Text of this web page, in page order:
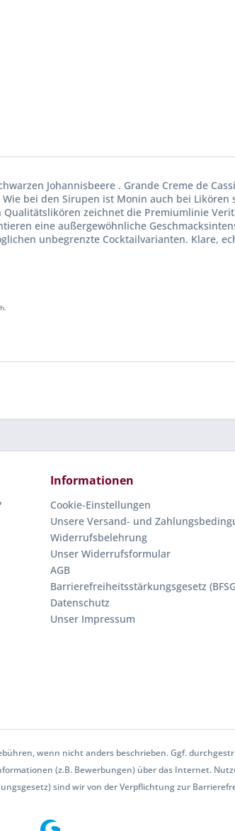
Johannisbeere . Grande Creme de
bei den Sirupen ist Monin auch bei
zeichnet die Premiumlinie
eine außergewöhnliche
unbegrenzte Cocktailvarianten. Klare,
Informationen
Cookie-Einstellungen
Unsere Versand- und
Widerrufsbelehrung
Unser Widerrufsformular
AGB
Barrierefreiheitsstärkungsgesetz
Datenschutz
Unser Impressum
wenn nicht anders beschrieben. Ggf.
(z.B. Bewerbungen) über das Internet.
sind wir von der Verpflichtung zur